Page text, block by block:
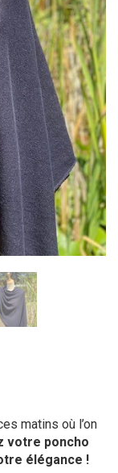
matins où l’on
votre poncho
élégance !